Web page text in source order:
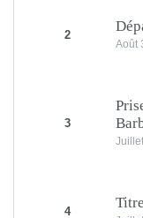
2
Août
3
4